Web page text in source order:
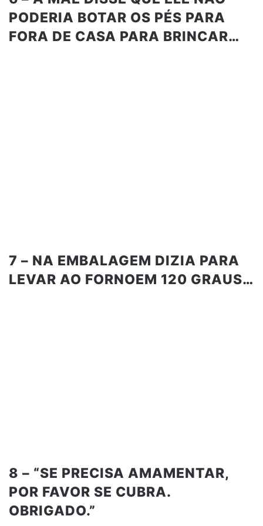
PODERIA BOTAR OS PÉS PARA
FORA DE CASA PARA BRINCAR…
7 – NA EMBALAGEM DIZIA PARA
LEVAR AO FORNOEM 120 GRAUS…
8 – “SE PRECISA AMAMENTAR,
POR FAVOR SE CUBRA.
OBRIGADO.”